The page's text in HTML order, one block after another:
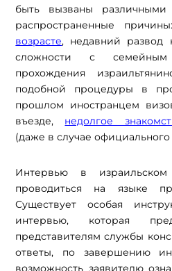
быть вызваны
распространенные
возрасте, недавний развод
сложности с
прохождения
подобной процедуры в
прошлом иностранцем
въезде,
недолгое
(даже в случае
Интервью в израильском
проводиться на языке
Существует особая
интервью, которая
представителям службы
ответы, по завершению
возможность заявителю